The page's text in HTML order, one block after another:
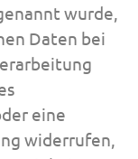
wurde,
Daten bei
eine
widerrufen,